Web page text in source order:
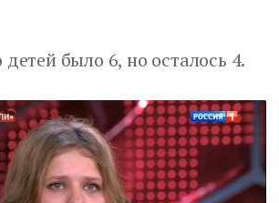
было 6, но осталось 4.